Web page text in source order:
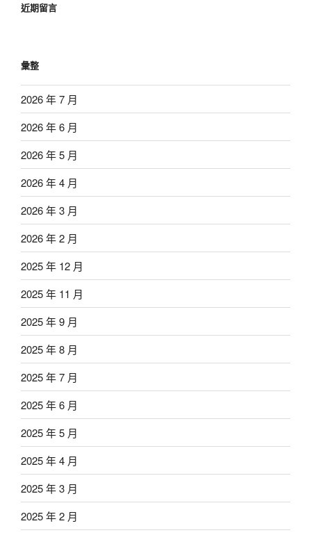
近期留言
彙整
2026 年 7 月
2026 年 6 月
2026 年 5 月
2026 年 4 月
2026 年 3 月
2026 年 2 月
2025 年 12 月
2025 年 11 月
2025 年 9 月
2025 年 8 月
2025 年 7 月
2025 年 6 月
2025 年 5 月
2025 年 4 月
2025 年 3 月
2025 年 2 月